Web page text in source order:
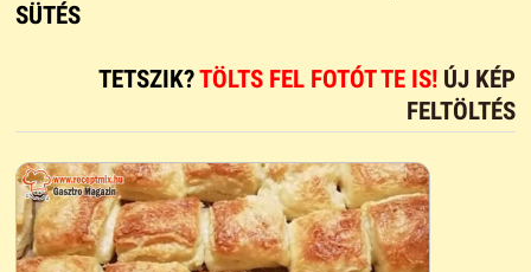
SÜTÉS
TETSZIK?TÖLTS FEL FOTÓT TE IS! ÚJ KÉP
FELTÖLTÉS